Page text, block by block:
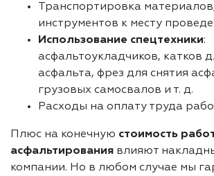
Транспортировка
инструментов к месту
Использование спецтехники:
асфальтоукладчиков, катков
асфальта, фрез для снятия
грузовых самосвалов и т. д.
Расходы на оплату труда
Плюс на конечную стоимость
асфальтирования влияют
компании. Но в любом случае мы